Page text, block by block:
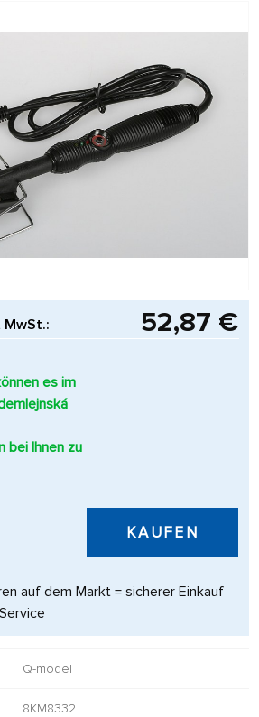
52,87 €
es im
bei Ihnen zu
KAUFEN
auf dem Markt = sicherer Einkauf
Q-model
8KM8332